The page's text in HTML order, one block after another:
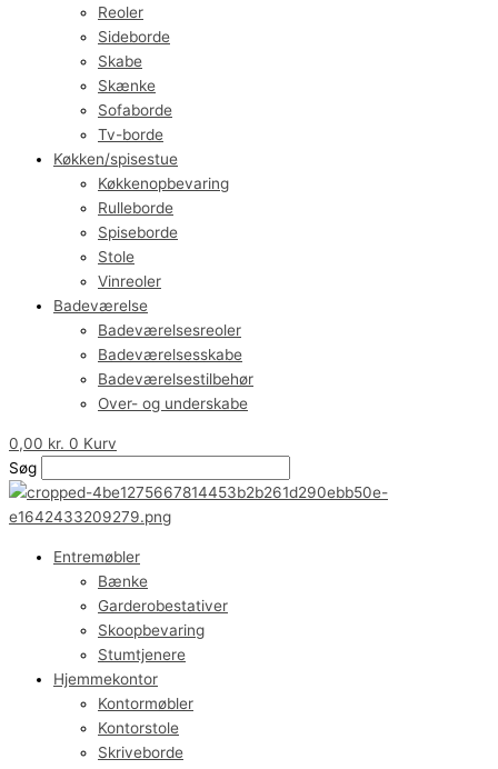
Reoler
Sideborde
Skabe
Skænke
Sofaborde
Tv-borde
Køkken/spisestue
Køkkenopbevaring
Rulleborde
Spiseborde
Stole
Vinreoler
Badeværelse
Badeværelsesreoler
Badeværelsesskabe
Badeværelsestilbehør
Over- og underskabe
0,00 kr. 0 Kurv
Søg
Entremøbler
Bænke
Garderobestativer
Skoopbevaring
Stumtjenere
Hjemmekontor
Kontormøbler
Kontorstole
Skriveborde